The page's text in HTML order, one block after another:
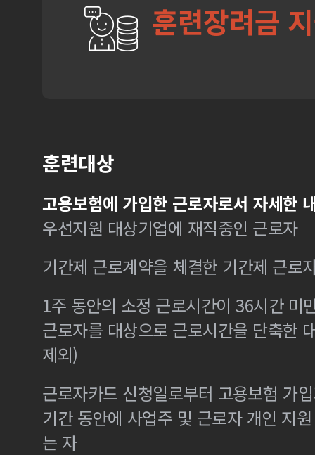
훈련장려금
훈련대상
고용보험에 가입한 근로자로서 자세한
우선지원 대상기업에 재직중인 근로자
기간제 근로계약을 체결한 기간제 근로
1주 동안의 소정 근로시간이 36시간 미
근로자를 대상으로 근로시간을 단축한
제외)
근로자카드 신청일로부터 고용보험 가
기간 동안에 사업주 및 근로자 개인 지
는 자